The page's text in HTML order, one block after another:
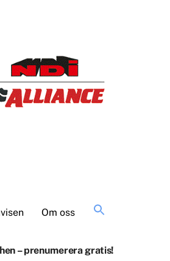
Om oss
– prenumerera gratis!